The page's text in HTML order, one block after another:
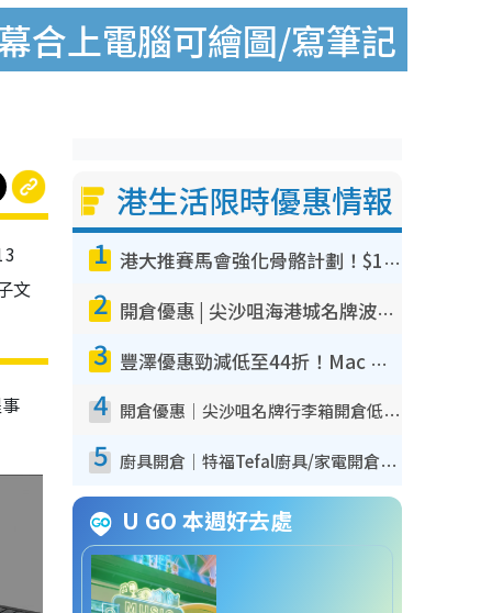
合上電腦可繪圖/寫筆記
文
港生活限時優惠情報
1 港大推賽馬會強化骨骼計劃！$100骨質密度X光檢查 完成免費運動訓練送超市禮券！附參加資格
2 開倉優惠 | 尖沙咀海港城名牌波鞋開倉低至1折！On鞋$899起／Joy&Peace鞋履$98起
3 豐澤優惠勁減低至44折！Mac mini/iPhone17Pro大減價！廚房家電$220起
4 開倉優惠｜尖沙咀名牌行李箱開倉低至4折！一連5日 American Tourister/ace./Hallmark $200起！
5 廚具開倉｜特福Tefal廚具/家電開倉低至3折！$220起買平底鍋/炒鑊/湯煲！電飯煲/吸塵機/燙斗$418起
U GO 本週好去處